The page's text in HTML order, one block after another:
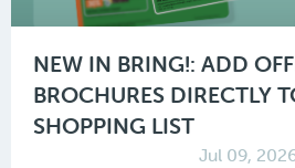
NEW IN BRING!: ADD
BROCHURES DIRECTLY
SHOPPING LIST
Jul 09,